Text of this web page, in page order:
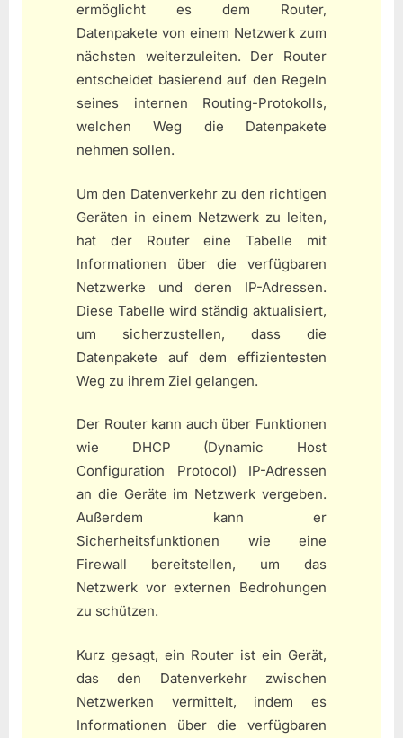
ermöglicht es dem Router,
Datenpakete von einem Netzwerk zum
nächsten weiterzuleiten. Der Router
entscheidet basierend auf den Regeln
seines internen Routing-Protokolls,
welchen Weg die Datenpakete
nehmen sollen.
Um den Datenverkehr zu den richtigen
Geräten in einem Netzwerk zu leiten,
hat der Router eine Tabelle mit
Informationen über die verfügbaren
Netzwerke und deren IP-Adressen.
Diese Tabelle wird ständig aktualisiert,
um sicherzustellen, dass die
Datenpakete auf dem effizientesten
Weg zu ihrem Ziel gelangen.
Der Router kann auch über Funktionen
wie DHCP (Dynamic Host
Configuration Protocol) IP-Adressen
an die Geräte im Netzwerk vergeben.
Außerdem kann er
Sicherheitsfunktionen wie eine
Firewall bereitstellen, um das
Netzwerk vor externen Bedrohungen
zu schützen.
Kurz gesagt, ein Router ist ein Gerät,
das den Datenverkehr zwischen
Netzwerken vermittelt, indem es
Informationen über die verfügbaren